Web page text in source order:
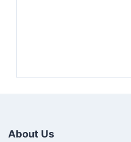
About Us